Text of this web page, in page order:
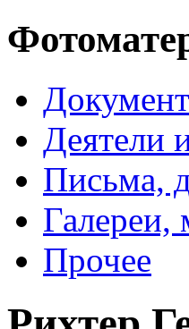
Деятели
Письма,
Галереи,
Прочее